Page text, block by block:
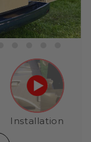
Installation